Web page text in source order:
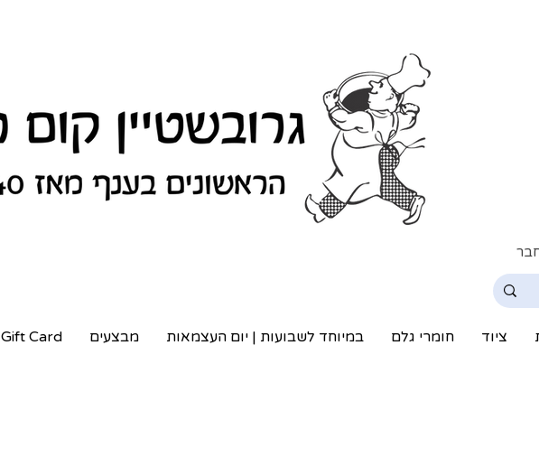
ציוד חומרי גלם במיוחד לשבועות | יום העצמאות מבצעים Gift Card